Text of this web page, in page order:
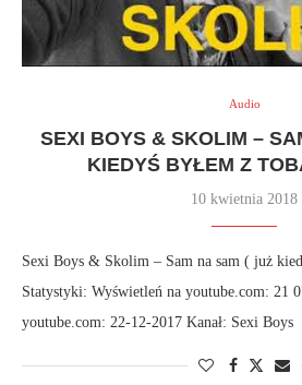
Audio
SEXI BOYS & SKOLIM –
KIEDYŚ BYŁEM Z
10 kwietnia 2018
Sexi Boys & Skolim – Sam na sam ( już
Statystyki: Wyświetleń na youtube.com: 21
youtube.com: 22-12-2017 Kanał: Sexi Boys